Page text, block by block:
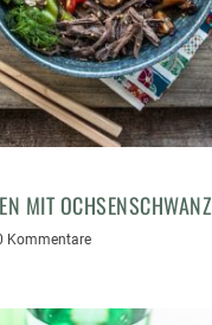
MIT OCHSENSCHWANZ
Kommentare